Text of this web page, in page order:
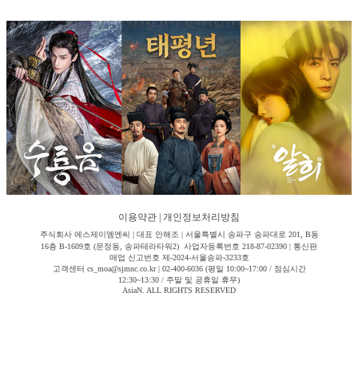
이용약관 개인정보처리방침
주식회사 에스제이엠엔씨 | 대표 안해조 | 서울특별시 송파구 송파대로 201, B동
16층 B-1609호 (문정동, 송파테라타워2) 사업자등록번호 218-87-02390 | 통신판
매업 신고번호 제-2024-서울송파-3233호
고객센터 cs_moa@sjmnc.co.kr | 02-400-6036 (평일 10:00~17:00 / 점심시간
12:30~13:30 / 주말 및 공휴일 휴무)
AsiaN. ALL RIGHTS RESERVED